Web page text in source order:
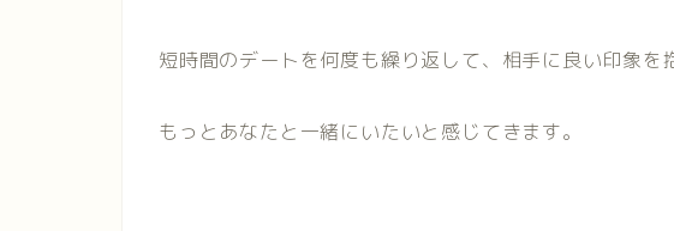
短時間のデートを何度も繰り返して、相手に良い印象を
もっとあなたと一緒にいたいと感じてきます。